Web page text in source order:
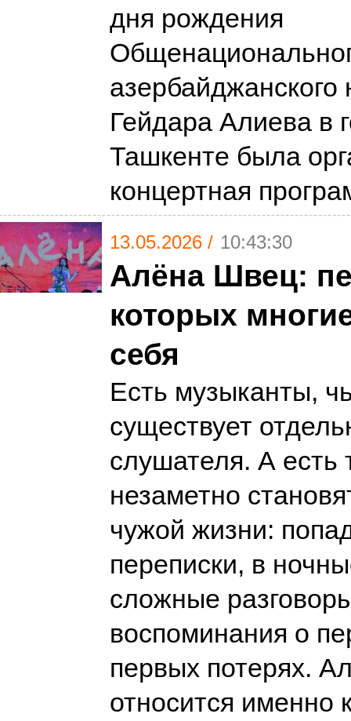
дня рождения
азербайджанского
Гейдара Алиева в
Ташкенте была
концертная
13.05.2026 / 10:43:30
Алёна Швец:
которых
себя
Есть музыканты,
существует
слушателя. А есть
незаметно
чужой жизни:
переписки, в
сложные
воспоминания о
первых потерях.
относится именно